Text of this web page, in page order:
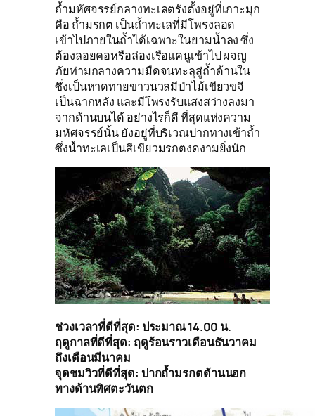
ถ้ำมหัศจรรย์กลางทะเลตรังตั้งอยู่ที่เกาะมุก
คือ ถ้ำมรกต เป็นถ้ำทะเลที่มีโพรงลอด
เข้าไปภายในถ้ำได้เฉพาะในยามน้ำลง ซึ่ง
ต้องลอยคอหรือล่องเรือแคนูเข้าไป ผจญ
ภัยท่ามกลางความมืดจนทะลุสู่ถ้ำด้านใน
ซึ่งเป็นหาดทายขาวนวลมีป่าไม้เขียวขจี
เป็นฉากหลัง และมีโพรงรับแสงสว่างลงมา
จากด้านบนได้ อย่างไรก็ดี ที่สุดแห่งความ
มหัศจรรย์นั้น ยังอยู่ที่บริเวณปากทางเข้าถ้ำ
ซึ่งน้ำทะเลเป็นสีเขียวมรกตงดงามยิ่งนัก
ช่วงเวลาที่ดีที่สุด: ประมาณ 14.00 น.
ฤดูกาลที่ดีที่สุด: ฤดูร้อนราวเดือนธันวาคม
ถึงเดือนมีนาคม
จุดชมวิวที่ดีที่สุด: ปากถ้ำมรกตด้านนอก
ทางด้านทิศตะวันตก